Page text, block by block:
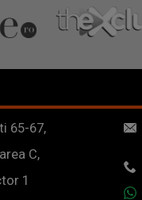
65-67,
C,
1